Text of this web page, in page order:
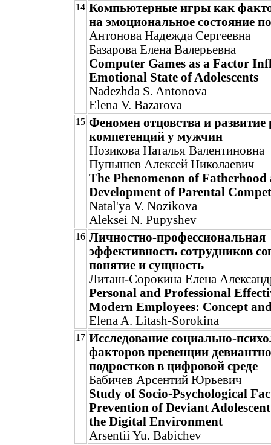
14 Компьютерные игры как
на эмоциональное состояние
Антонова Надежда Сергеевна
Базарова Елена Валерьевна
Computer Games as a Factor
Emotional State of Adolescents
Nadezhda S. Antonova
Elena V. Bazarova
15 Феномен отцовства и развитие
компетенций у мужчин
Нозикова Наталья Валентиновна
Пупышев Алексей Николаевич
The Phenomenon of Fatherhood
Development of Parental
Natal'ya V. Nozikova
Aleksei N. Pupyshev
16 Личностно-профессиональная
эффективность сотрудников
понятие и сущность
Литаш-Сорокина Елена
Personal and Professional
Modern Employees: Concept
Elena A. Litash-Sorokina
17 Исследование социально-
факторов превенции
подростков в цифровой среде
Бабичев Арсентий Юрьевич
Study of Socio-Psychological
Prevention of Deviant
the Digital Environment
Arsentii Yu. Babichev